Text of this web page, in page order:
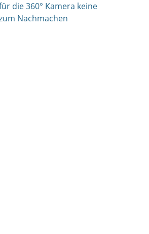
die 360° Kamera keine
Nachmachen